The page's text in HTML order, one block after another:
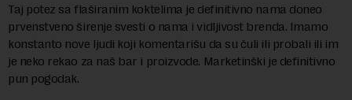
Taj potez sa flaširanim koktelima je definitivno nama doneo
prvenstveno širenje svesti o nama i vidljivost brenda. Imamo
konstanto nove ljudi koji komentarišu da su čuli ili probali ili im
je neko rekao za naš bar i proizvode. Marketinški je definitivno
pun pogodak.